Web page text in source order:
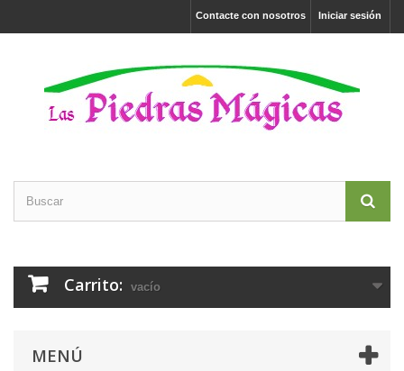
Iniciar sesión
Contacte con nosotros
Carrito: vacío
MENÚ